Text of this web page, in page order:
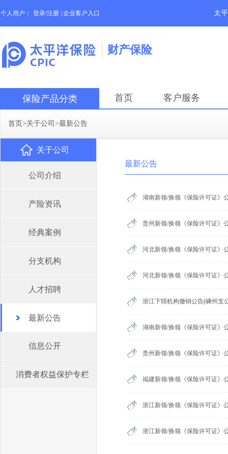
个人用户： 登录/注册 企业客户入口 太
财产保险
保险产品分类 首页 客户服务
首页>关于公司 >最新公告
关于公司
公司介绍
产险资讯
经典案例
分支机构
人才招聘
最新公告
信息公开
消费者权益保护专栏
最新公告
湖南新领/换领《保险许可证》
贵州新领/换领《保险许可证》
河北新领/换领《保险许可证》
河北新领/换领《保险许可证》
浙江下辖机构撤销公告(嵊州支
湖南新领/换领《保险许可证》
贵州新领/换领《保险许可证》
福建新领/换领《保险许可证》
浙江新领/换领《保险许可证》
浙江新领/换领《保险许可证》